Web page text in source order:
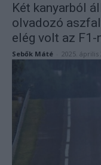
Két kanyarból
olvadozó
elég volt az F1-
Sebők Máté 2025. április